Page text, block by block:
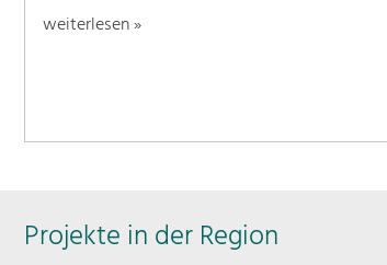
weiterlesen »
Projekte in der Region